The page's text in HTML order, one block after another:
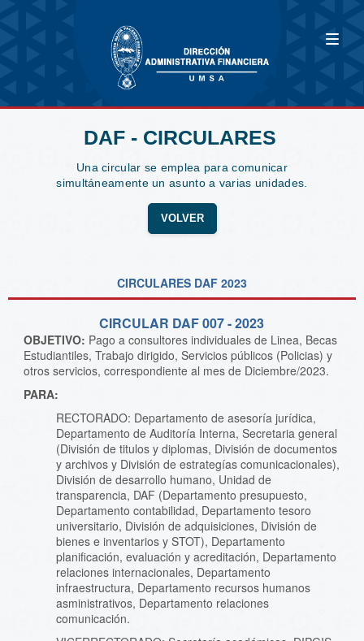
DAF - CIRCULARES
Una circular se emplea para comunicar
simultáneamente un asunto a varias unidades.
VOLVER
CIRCULARES DAF 2023
CIRCULAR DAF 007 - 2023
OBJETIVO: Pago a consultores individuales de Linea, Becas
Estudiantiles, Trabajo dirigido, Servicios públicos (Policias) y
otros servicios, correspondiente al mes de Diciembre/2023.
PARA:
RECTORADO: Departamento de asesoría jurídica,
Departamento de Auditoría Interna, Secretaria general
(División de titulos y diplomas, División de documentos
y archivos y División de estrategías comunicacionales),
División de desarrollo humano, Unidad de
transparencia, DAF (Departamento presupuesto,
Departamento contabilidad, Departamento tesoro
universitario, División de adquisiciones, División de
bienes e inventarios y STOT), Departamento
planificación, evaluación y acreditación, Departamento
relaciones internacionales, Departamento
infraestructura, Departamento recursos humanos
asministrativos, Departamento relaciones
comunicación.